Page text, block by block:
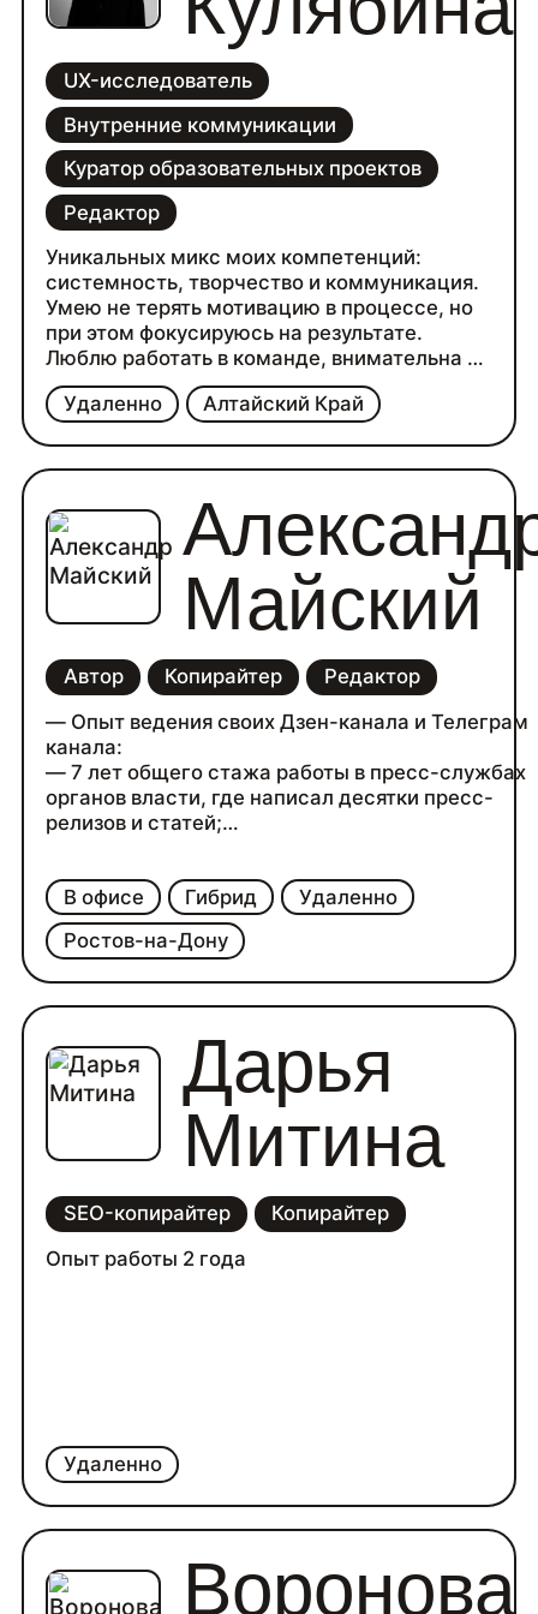
Удаленно Алтайский Край
UX-исследователь
Внутренние коммуникации
Куратор образовательных проектов
Редактор
Уникальных микс моих компетенций:
системность, творчество и коммуникация.
Умею не терять мотивацию в процессе, но
при этом фокусируюсь на результате.
Люблю работать в команде, внимательна к
обратной связи и ценю пространство для
самостоятельного принятия решений
В офисе Гибрид
Удаленно
Ростов-на-Дону
Майский
Автор Копирайтер
Редактор
— Опыт ведения своих Дзен-канала и Телеграм
канала:
— 7 лет общего стажа работы в пресс-службах
органов власти, где написал десятки пресс-
релизов и статей;
Удаленно
Дарья
Митина
SEO-копирайтер
Копирайтер
Опыт работы 2 года
Воронова